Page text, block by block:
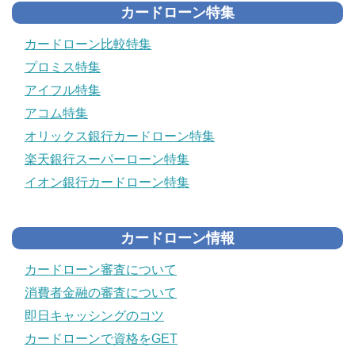
カードローン特集
カードローン比較特集
プロミス特集
アイフル特集
アコム特集
オリックス銀行カードローン特集
楽天銀行スーパーローン特集
イオン銀行カードローン特集
カードローン情報
カードローン審査について
消費者金融の審査について
即日キャッシングのコツ
カードローンで資格をGET